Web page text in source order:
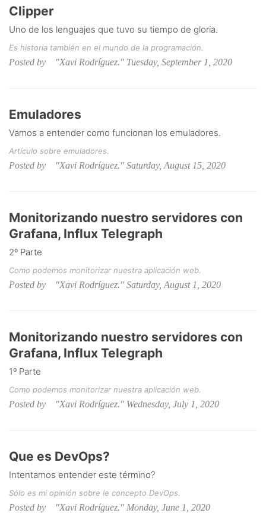
Clipper
Uno de los lenguajes que tuvo su tiempo de gloria.
Es historia también en el mundo de la programación.
Posted by "Xavi Rodríguez." Tuesday, September 1, 2020
Emuladores
Vamos a entender como funcionan los emuladores.
Artículo sobre emuladores.
Posted by "Xavi Rodríguez." Saturday, August 15, 2020
Monitorizando nuestro servidores con
Grafana, Influx Telegraph
2º Parte
Como podemos monitorizar nuestra aplicación web.
Posted by "Xavi Rodríguez." Saturday, August 1, 2020
Monitorizando nuestro servidores con
Grafana, Influx Telegraph
1º Parte
Como podemos monitorizar nuestra aplicación web.
Posted by "Xavi Rodríguez." Wednesday, July 1, 2020
Que es DevOps?
Intentamos entender este término?
Sólo es mi opinión sobre le concepto DevOps.
Posted by "Xavi Rodríguez." Monday, June 1, 2020